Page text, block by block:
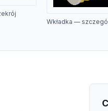
Wkładka —